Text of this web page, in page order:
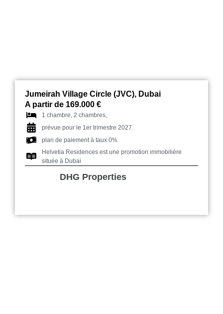
Jumeirah Village Circle (JVC), Dubai
A partir de 169.000 €
1 chambre, 2 chambres,
prévue pour le 1er trimestre 2027.
plan de paiement à taux 0%
Helvetia Residences est une promotion immobilière
située à Dubai
DHG Properties